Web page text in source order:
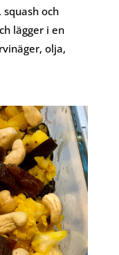
och
lägger i en
olja,